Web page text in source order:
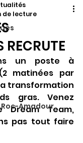
Amadour
RECRUTE
de lecture
un poste à
matinées par
transformation
gras. Venez
Dream Team,
pas tout faire